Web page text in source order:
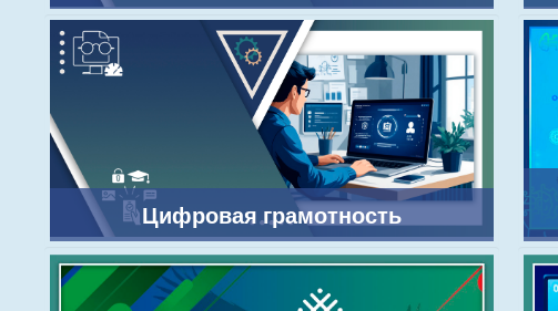
Цифровая грамотность